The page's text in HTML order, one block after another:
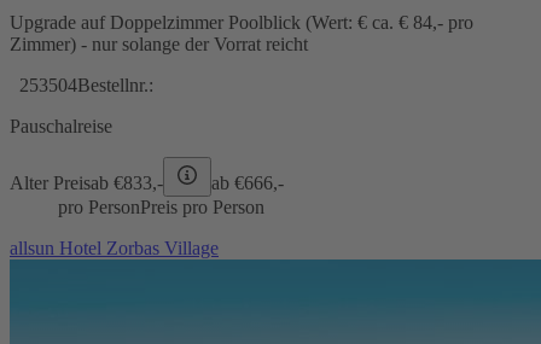
Upgrade auf Doppelzimmer Poolblick (Wert: € ca. € 84,- pro
Zimmer) - nur solange der Vorrat reicht
253504Bestellnr.:
Pauschalreise
Alter Preisab €833,- ab €666,-
pro PersonPreis pro Person
allsun Hotel Zorbas Village